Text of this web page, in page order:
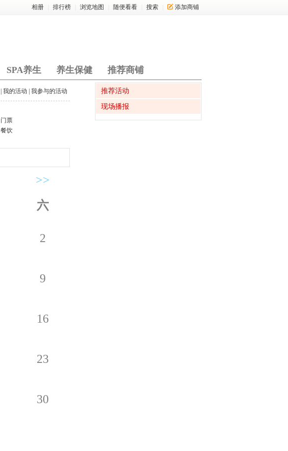
相册 排行榜 浏览地图 随便看看 搜索 添加商铺
SPA养生 养生保健 推荐商铺
我的活动 我参与的活动
门票
餐饮
>>
六
2
9
16
23
30
推荐活动
现场播报